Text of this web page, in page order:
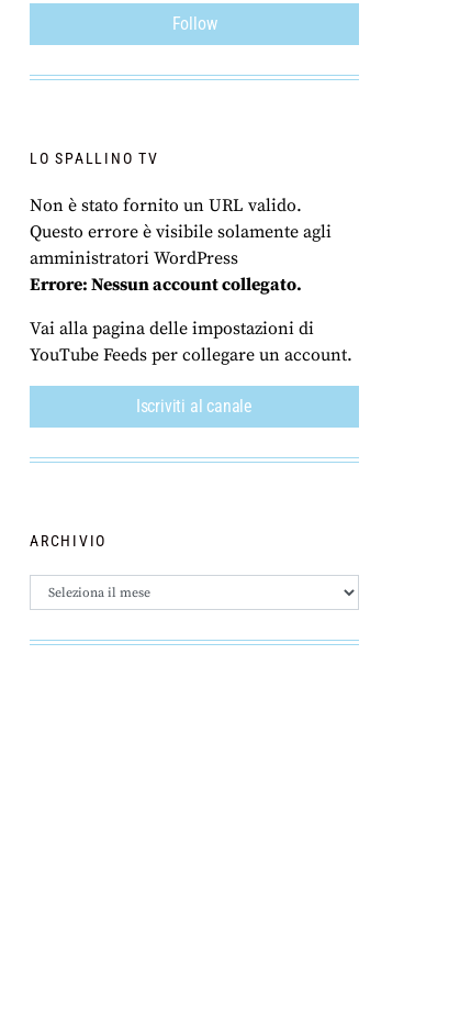
Follow
LO SPALLINO TV
Non è stato fornito un URL valido.
Questo errore è visibile solamente agli
amministratori WordPress
Errore: Nessun account collegato.
Vai alla pagina delle impostazioni di
YouTube Feeds per collegare un account.
Iscriviti al canale
ARCHIVIO
Archivio